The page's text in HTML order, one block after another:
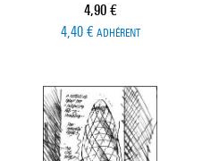
Prix ​​actuel
4,90 €
4,40 € ADHÉRENT